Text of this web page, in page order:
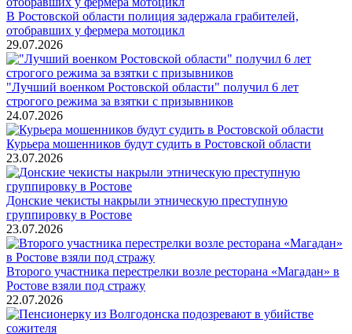
В Ростовской области полиция задержала грабителей,
отобравших у фермера мотоцикл
29.07.2026
"Лучший военком Ростовской области" получил 6 лет
строгого режима за взятки с призывников
24.07.2026
Курьера мошенников будут судить в Ростовской области
23.07.2026
Донские чекисты накрыли этническую преступную
группировку в Ростове
23.07.2026
Второго участника перестрелки возле ресторана «Магадан» в
Ростове взяли под стражу
22.07.2026